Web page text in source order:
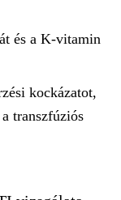
és a K-vitamin
kockázatot,
transzfúziós